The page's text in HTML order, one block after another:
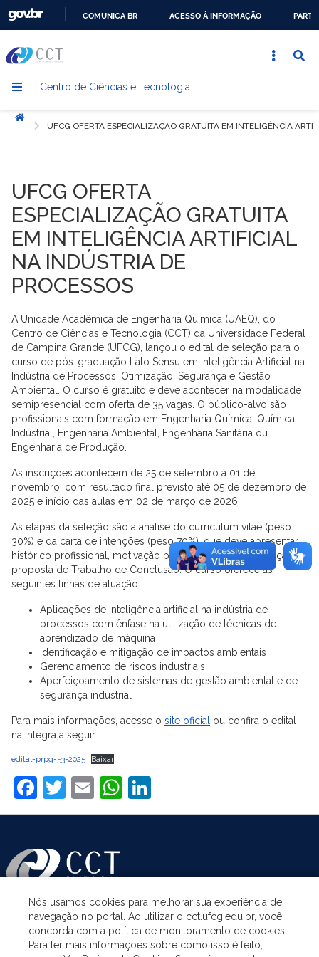
CONTEÚDO
COMUNICA BR ACESSO À INFORMAÇÃO
Centro de Ciências e Tecnologia
Início
UFCG OFERTA ESPECIALIZAÇÃO GRATUITA EM INTELIGÊNCIA
UFCG OFERTA
ESPECIALIZAÇÃO GRATUITA
EM INTELIGÊNCIA ARTIFICIAL
NA INDÚSTRIA DE
PROCESSOS
A Unidade Acadêmica de Engenharia Química (UAEQ), do
Centro de Ciências e Tecnologia (CCT) da Universidade Federal
de Campina Grande (UFCG), lançou o edital de seleção para o
curso de pós-graduação Lato Sensu em Inteligência Artificial na
Indústria de Processos: Otimização, Segurança e Gestão
Ambiental. O curso é gratuito e deve acontecer na modalidade
semipresencial com oferta de 35 vagas. O público-alvo são
profissionais com formação em Engenharia Química, Química
Industrial, Engenharia Ambiental, Engenharia Sanitária ou
Engenharia de Produção.
As inscrições acontecem de 25 de setembro à 01 de
novembro, com resultado final previsto até 05 de dezembro de
2025 e início das aulas em 02 de março de 2026.
As etapas da seleção são a análise do curriculum vitae (peso
30%) e da carta de intenções (peso 70%), que deve apresentar
histórico profissional, motivação para cursar a especialização e
proposta de Trabalho de Conclusão. O curso oferece as
seguintes linhas de atuação:
Aplicações de inteligência artificial na indústria de
processos com ênfase na utilização de técnicas de
aprendizado de máquina
Identificação e mitigação de impactos ambientais
Gerenciamento de riscos industriais
Aperfeiçoamento de sistemas de gestão ambiental e de
segurança industrial
Para mais informações, acesse o site oficial ou confira o edital
na íntegra a seguir.
edital-prpg-53-2025 Baixar
Facebook
Twitter
EmailWhatsApp
ASSUNTOS
Nós usamos cookies para melhorar sua experiência de
navegação no portal. Ao utilizar o cct.ufcg.edu.br, você
concorda com a política de monitoramento de cookies.
Para ter mais informações sobre como isso é feito,